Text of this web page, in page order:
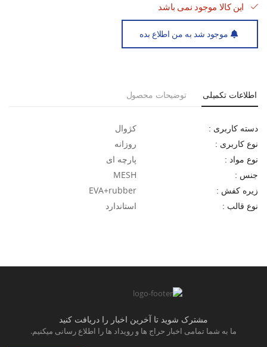
ویژگی‌ها: سبک، تنفس‌پذیر، راحت، انعطاف‌پذیر، مناسب استفاده
طولانی‌مدت، زیره مقاوم و ضربه‌گیر
کاربرد: استفاده روزانه، پیاده‌روی، استایل کژوال، فعالیت‌های سبک
این مدل باشد.
این کالا موجود نمی باشد
موجود شد به من اطلاع بده
اطلاعات تکمیلی توضیحات محصول
دسته کاربری : کژوال
نوع کاربری : روزانه
نوع مواد : پارچه ای
جنس : MESH
زیره کفش : EVA+rubber
نوع قالب : استاندارد
مشترک شوید تا آخرین اخبار را دریافت کنید
ما به شما تمامی اخبار حراج ها و رویداد ها را اطلاع رسانی میکنیم.